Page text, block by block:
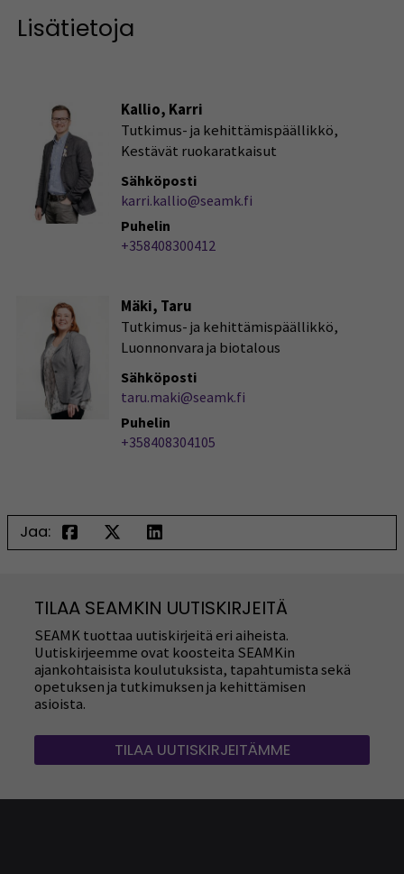
Lisätietoja
Kallio, Karri
Tutkimus- ja kehittämispäällikkö,
Kestävät ruokaratkaisut
Sähköposti
karri.kallio@seamk.fi
Puhelin
+358408300412
Mäki, Taru
Tutkimus- ja kehittämispäällikkö,
Luonnonvara ja biotalous
Sähköposti
taru.maki@seamk.fi
Puhelin
+358408304105
Jaa:
TILAA SEAMKIN UUTISKIRJEITÄ
SEAMK tuottaa uutiskirjeitä eri aiheista.
Uutiskirjeemme ovat koosteita SEAMKin
ajankohtaisista koulutuksista, tapahtumista sekä
opetuksen ja tutkimuksen ja kehittämisen
asioista.
TILAA UUTISKIRJEITÄMME